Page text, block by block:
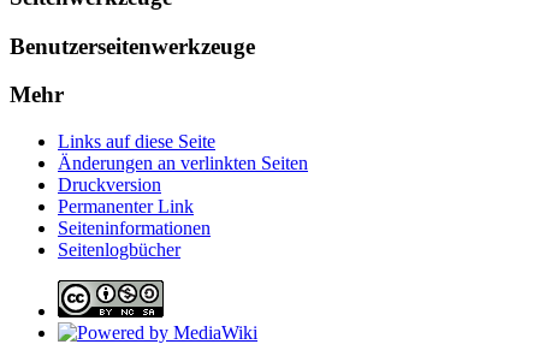
Benutzerseitenwerkzeuge
Mehr
Links auf diese Seite
Änderungen an verlinkten Seiten
Druckversion
Permanenter Link
Seiten­­informationen
Seitenlogbücher